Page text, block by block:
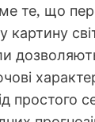
те, що
картину
простого